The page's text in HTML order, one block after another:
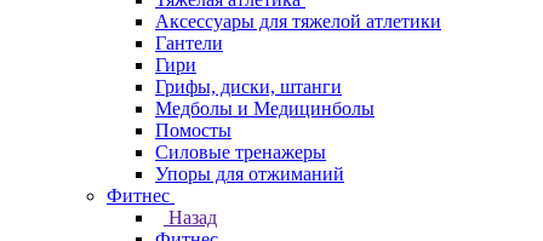
Аксессуары для тяжелой атлетики
Гантели
Гири
Грифы, диски, штанги
Медболы и Медицинболы
Помосты
Силовые тренажеры
Упоры для отжиманий
Фитнес
Назад